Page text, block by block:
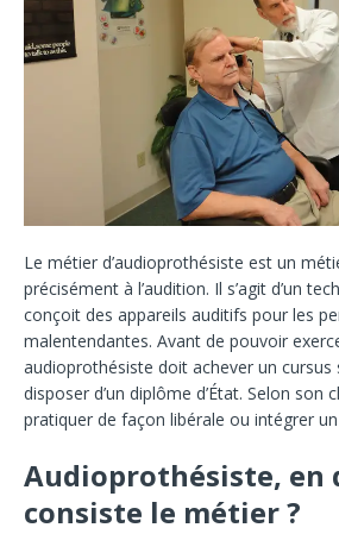
Le métier d’audioprothésiste est un
précisément à l’audition. Il s’agit d’un
conçoit des appareils auditifs pour les
malentendantes. Avant de pouvoir
audioprothésiste doit achever un cursus
disposer d’un diplôme d’État. Selon son
pratiquer de façon libérale ou intégrer
Audioprothésiste, en
consiste le métier ?